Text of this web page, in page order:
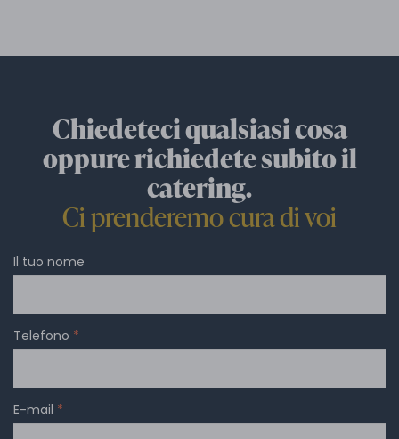
Chiedeteci qualsiasi cosa
oppure richiedete subito il
catering.
Ci prenderemo cura di voi
Il tuo nome
Telefono *
E-mail *